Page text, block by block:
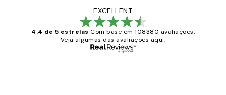
EXCELLENT
4.4 de 5 estrelas Com base em 108380 avaliações.
Veja algumas das avaliações aqui.